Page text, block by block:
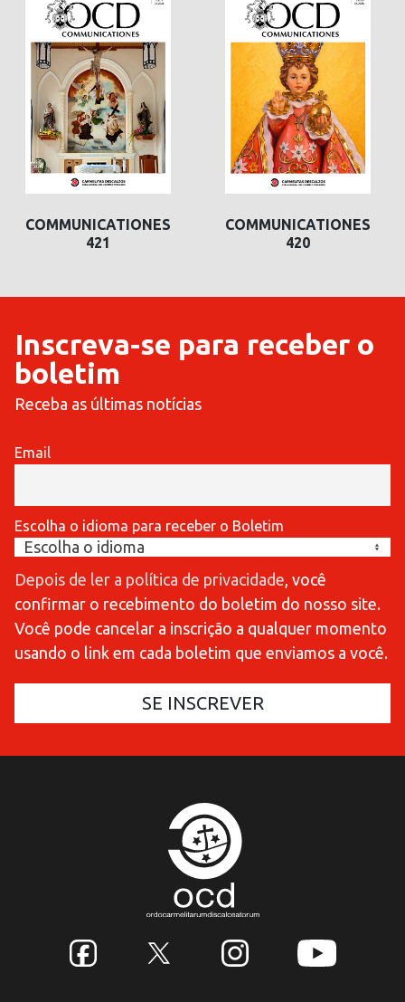
COMMUNICATIONES
421
COMMUNICATIONES
420
Inscreva-se para receber o
boletim
Receba as últimas notícias
Email
Escolha o idioma para receber o Boletim
Depois de ler a política de privacidade, você
confirmar o recebimento do boletim do nosso site.
Você pode cancelar a inscrição a qualquer momento
usando o link em cada boletim que enviamos a você.